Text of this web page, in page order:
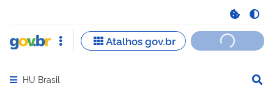
Abrir menu principal de navegação
HU Brasil